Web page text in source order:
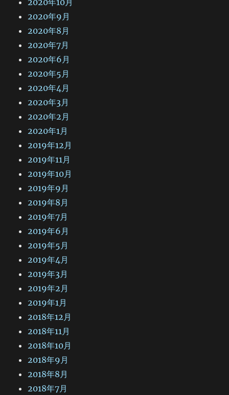
2020年9月
2020年8月
2020年7月
2020年6月
2020年5月
2020年4月
2020年3月
2020年2月
2020年1月
2019年12月
2019年11月
2019年10月
2019年9月
2019年8月
2019年7月
2019年6月
2019年5月
2019年4月
2019年3月
2019年2月
2019年1月
2018年12月
2018年11月
2018年10月
2018年9月
2018年8月
2018年7月